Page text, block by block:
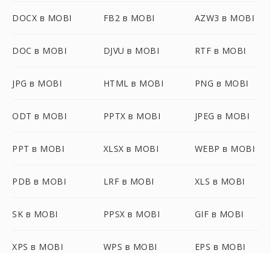
DOCX в MOBI FB2 в MOBI AZW3 в MOBI
DOC в MOBI DJVU в MOBI RTF в MOBI
JPG в MOBI HTML в MOBI PNG в MOBI
ODT в MOBI PPTX в MOBI JPEG в MOBI
PPT в MOBI XLSX в MOBI WEBP в MOBI
PDB в MOBI LRF в MOBI XLS в MOBI
SK в MOBI PPSX в MOBI GIF в MOBI
XPS в MOBI WPS в MOBI EPS в MOBI